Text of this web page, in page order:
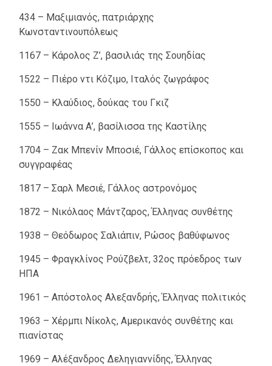
434 – Μαξιμιανός, πατριάρχης
Κωνσταντινουπόλεως
1167 – Κάρολος Ζ’, βασιλιάς της Σουηδίας
1522 – Πιέρο ντι Κόζιμο, Ιταλός ζωγράφος
1550 – Κλαύδιος, δούκας του Γκιζ
1555 – Ιωάννα Α’, βασίλισσα της Καστίλης
1704 – Ζακ Μπενίν Μποσιέ, Γάλλος επίσκοπος και
συγγραφέας
1817 – Σαρλ Μεσιέ, Γάλλος αστρονόμος
1872 – Νικόλαος Μάντζαρος, Έλληνας συνθέτης
1938 – Θεόδωρος Σαλιάπιν, Ρώσος βαθύφωνος
1945 – Φραγκλίνος Ρούζβελτ, 32ος πρόεδρος των
ΗΠΑ
1961 – Απόστολος Αλεξανδρής, Έλληνας πολιτικός
1963 – Χέρμπι Νίκολς, Αμερικανός συνθέτης και
πιανίστας
1969 – Αλέξανδρος Δεληγιαννίδης, Έλληνας